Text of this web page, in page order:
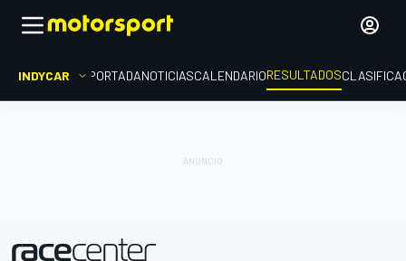
INDYCAR PORTADANOTICIASCALENDARIORESULTADOS